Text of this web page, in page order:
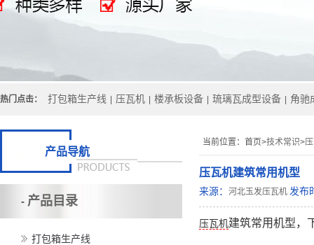
热门点击： 打包箱生产线 压瓦机 楼承板设备 琉璃瓦成型设备 角驰
当前位置： 首页>技术常识>
压瓦机建筑常用机型
来源： 河北玉发压瓦机 发布
压瓦机建筑常用机型，
产品导航
- 产品目录
打包箱生产线